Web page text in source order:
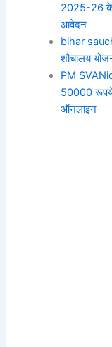
2025-26
आवेदन
bihar
शौचालय
PM
50000 रूपये
ऑनलाइन